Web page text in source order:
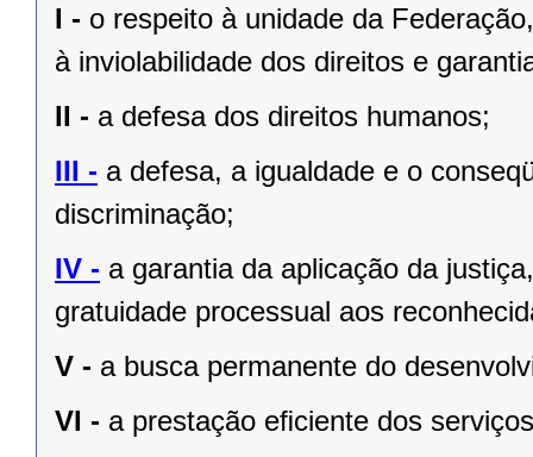
I - o respeito à unidade da
à inviolabilidade dos direitos e
II - a defesa dos direitos humanos;
III - a defesa, a igualdade e o
discriminação;
IV - a garantia da aplicação da
gratuidade processual aos
V - a busca permanente do
VI - a prestação eﬁciente dos